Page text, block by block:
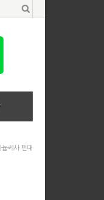
쎄사 편대